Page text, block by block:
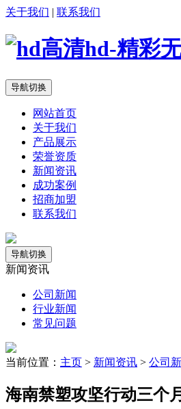
关于我们 | 联系我们
导航切换
网站首页
关于我们
产品展示
荣誉资质
新闻资讯
成功案例
招商加盟
联系我们
导航切换
新闻资讯
公司新闻
行业新闻
常见问题
当前位置： 主页 > 新闻资讯 > 公司
海南禁塑攻坚行动三个